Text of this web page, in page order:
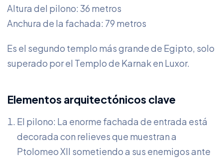
Altura del pilono: 36 metros
Anchura de la fachada: 79 metros
Es el segundo templo más grande de Egipto, solo
superado por el Templo de Karnak en Luxor.
Elementos arquitectónicos clave
El pilono: La enorme fachada de entrada está
decorada con relieves que muestran a
Ptolomeo XII sometiendo a sus enemigos ante